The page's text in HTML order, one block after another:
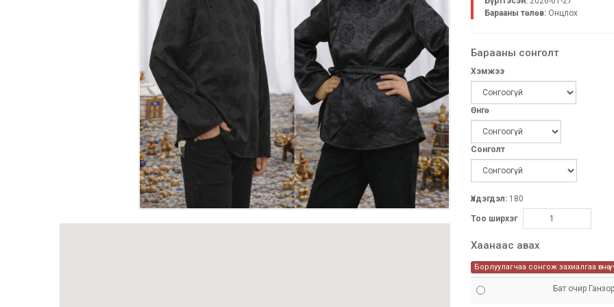
Барааны төлөв: Онцлох
Барааны сонголт
Хэмжээ
Өнгө
Сонголт
Үлдэгдэл: 180
Тоо ширхэг
Хаанаас авах
Борлуулагчаа сонгож захиалгаа өгнө
Бат очир